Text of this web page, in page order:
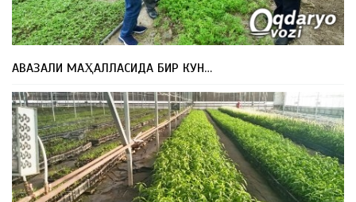
АВАЗАЛИ МАҲАЛЛАСИДА БИР КУН…